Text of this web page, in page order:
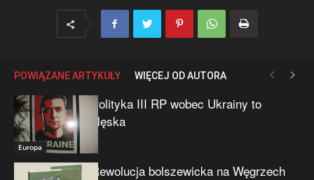
POWIĄZANE ARTYKUŁY WIĘCEJ OD AUTORA
Europa
Polityka III RP wobec Ukrainy to
klęska
Rewolucja bolszewicka na Węgrzech